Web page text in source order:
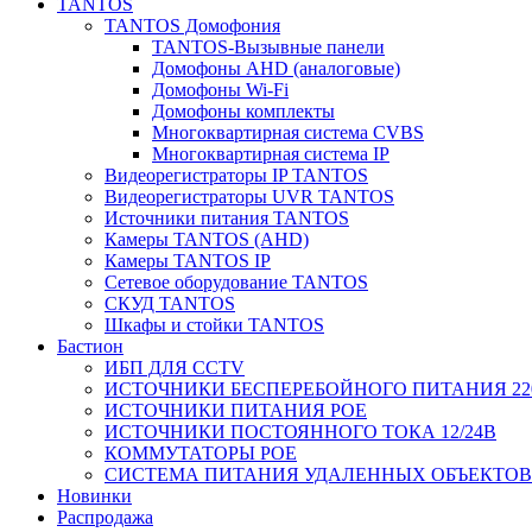
TANTOS
TANTOS Домофония
TANTOS-Вызывные панели
Домофоны AHD (аналоговые)
Домофоны Wi-Fi
Домофоны комплекты
Многоквартирная система CVBS
Многоквартирная система IP
Видеорегистраторы IP TANTOS
Видеорегистраторы UVR TANTOS
Источники питания TANTOS
Камеры TANTOS (AHD)
Камеры TANTOS IP
Сетевое оборудование TANTOS
СКУД TANTOS
Шкафы и стойки TANTOS
Бастион
ИБП ДЛЯ CCTV
ИСТОЧНИКИ БЕСПЕРЕБОЙНОГО ПИТАНИЯ
ИСТОЧНИКИ ПИТАНИЯ POE
ИСТОЧНИКИ ПОСТОЯННОГО ТОКА 12/24В
КОММУТАТОРЫ POE
СИСТЕМА ПИТАНИЯ УДАЛЕННЫХ ОБЪЕКТОВ
Новинки
Распродажа